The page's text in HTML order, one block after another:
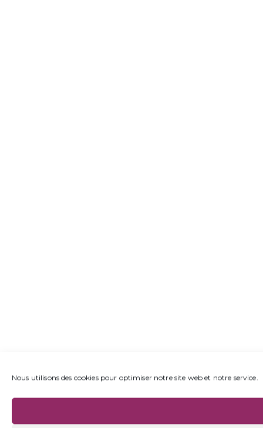
Nous utilisons des cookies pour optimiser notre site web et notre service.